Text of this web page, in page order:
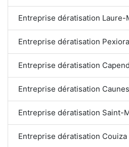
Entreprise dératisation Laure-
Entreprise dératisation Pexiora
Entreprise dératisation
Entreprise dératisation
Entreprise dératisation Saint-
Entreprise dératisation Couiza